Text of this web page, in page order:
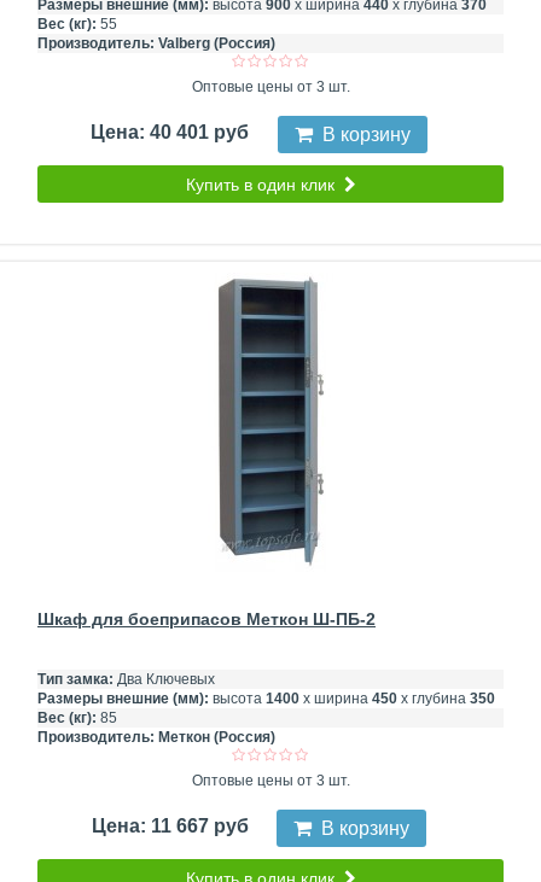
Размеры внешние (мм): высота 900 х ширина 440 х глубина 370
Вес (кг): 55
Производитель: Valberg (Россия)
Оптовые цены от 3 шт.
Цена: 40 401 руб В корзину
Купить в один клик
Шкаф для боеприпасов Меткон Ш-ПБ-2
Тип замка: Два Ключевых
Размеры внешние (мм): высота 1400 х ширина 450 х глубина 350
Вес (кг): 85
Производитель: Меткон (Россия)
Оптовые цены от 3 шт.
Цена: 11 667 руб В корзину